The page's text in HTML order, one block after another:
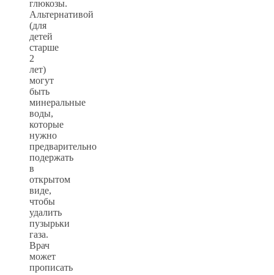
глюкозы.
Альтернативой
(для
детей
старше
2
лет)
могут
быть
минеральные
воды,
которые
нужно
предварительно
подержать
в
открытом
виде,
чтобы
удалить
пузырьки
газа.
Врач
может
прописать